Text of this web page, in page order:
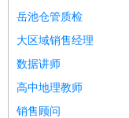
岳池仓管质检
大区域销售经理
数据讲师
高中地理教师
销售顾问